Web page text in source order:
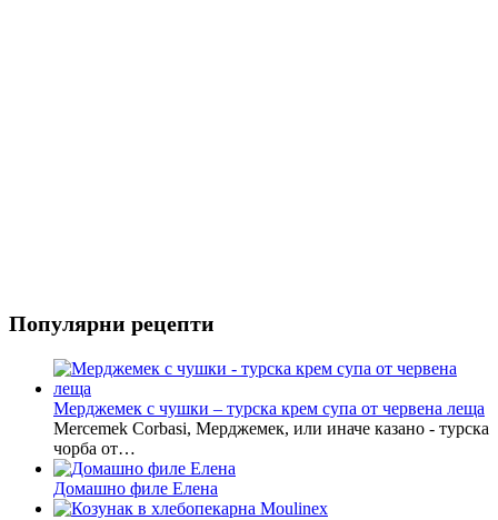
Популярни рецепти
Мерджемек с чушки – турска крем супа от червена леща
Mercemek Corbasi, Мерджемек, или иначе казано - турска
чорба от…
Домашно филе Елена